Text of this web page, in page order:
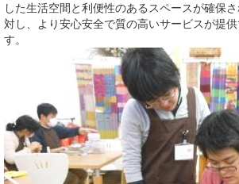
した生活空間と利便性のあるスペースが確保
対し、より安心安全で質の高いサービスが提
す。